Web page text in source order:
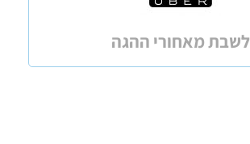
לשבת מאחורי ההגה